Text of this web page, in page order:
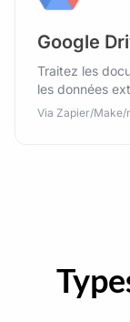
Google
Traitez les
les données
Via Zapier/Make/